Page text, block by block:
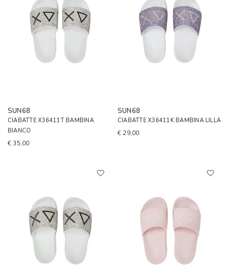
SUN68
CIABATTE X36411T BAMBINA
BIANCO
€ 35,00
SUN68
CIABATTE X36411K BAMBINA LILLA
€ 29,00